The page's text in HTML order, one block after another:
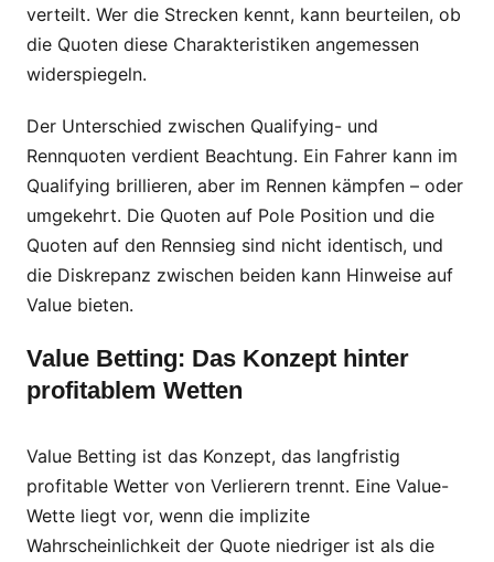
verteilt. Wer die Strecken kennt, kann beurteilen, ob
die Quoten diese Charakteristiken angemessen
widerspiegeln.
Der Unterschied zwischen Qualifying- und
Rennquoten verdient Beachtung. Ein Fahrer kann im
Qualifying brillieren, aber im Rennen kämpfen – oder
umgekehrt. Die Quoten auf Pole Position und die
Quoten auf den Rennsieg sind nicht identisch, und
die Diskrepanz zwischen beiden kann Hinweise auf
Value bieten.
Value Betting: Das Konzept hinter
profitablem Wetten
Value Betting ist das Konzept, das langfristig
profitable Wetter von Verlierern trennt. Eine Value-
Wette liegt vor, wenn die implizite
Wahrscheinlichkeit der Quote niedriger ist als die